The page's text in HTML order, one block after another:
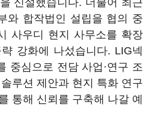
신설했습니다. 더불어 최근
와 합작법인 설립을 협의 중
사우디 현지 사무소를 확장
강화에 나섰습니다. LIG넥
중심으로 전담 사업·연구 조
루션 제안과 현지 특화 연구
통해 신뢰를 구축해 나갈 예